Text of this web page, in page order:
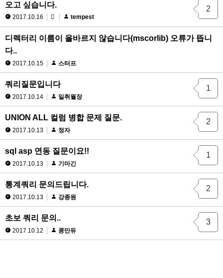
오고 싶습니다.
2017.10.16 tempest
2
디렉터리 이름이 올바르지 않습니다(mscorlib) 오류가 뜹니
다..
2017.10.15 스터프
쿼리질문입니다
2017.10.14 일취월장
1
UNION ALL 컬럼 병합 문제 질문.
2017.10.13 정자
2
sql asp 연동 질문이요!!
2017.10.13 기마긴
1
통계쿼리 문의드립니다.
2017.10.13 강종원
2
초보 쿼리 문의..
2017.10.12 콩만듀
3